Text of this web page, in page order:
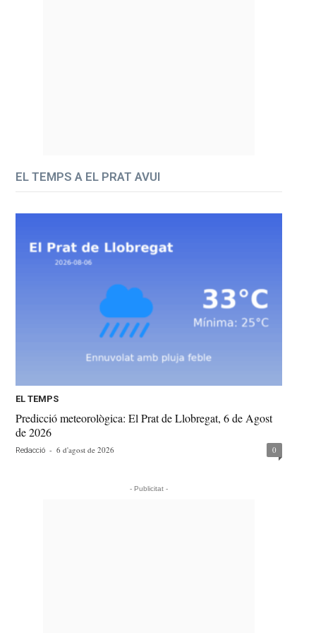
EL TEMPS A EL PRAT AVUI
EL TEMPS
Predicció meteorològica: El Prat de Llobregat, 6 de Agost
de 2026
Redacció - 6 d'agost de 2026 0
- Publicitat -